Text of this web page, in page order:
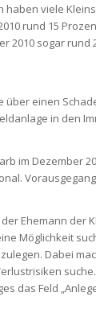
haben viele
rund 15
2010 sogar
über einen
in den
im Dezember
Ehemann der
Möglichkeit
Dabei
das Feld